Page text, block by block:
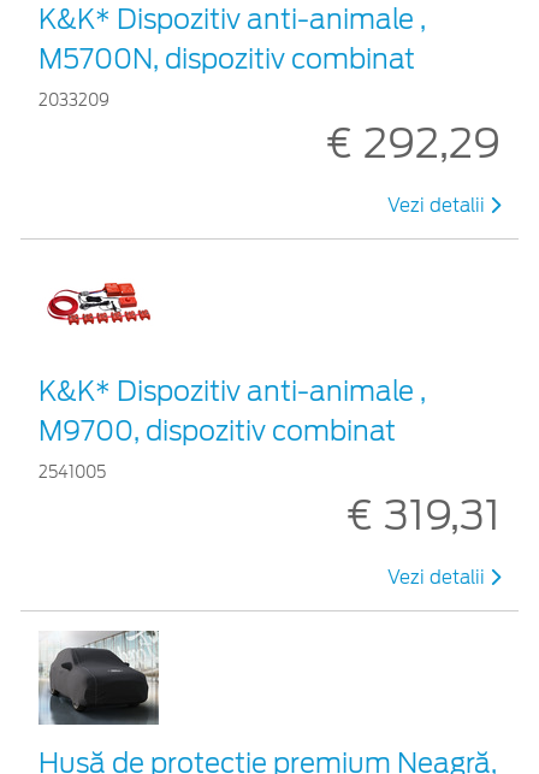
K&K* Dispozitiv anti-animale ,
M5700N, dispozitiv combinat
2033209
€ 292,29
Vezi detalii
K&K* Dispozitiv anti-animale ,
M9700, dispozitiv combinat
2541005
€ 319,31
Vezi detalii
Husă de protecție premium Neagră,